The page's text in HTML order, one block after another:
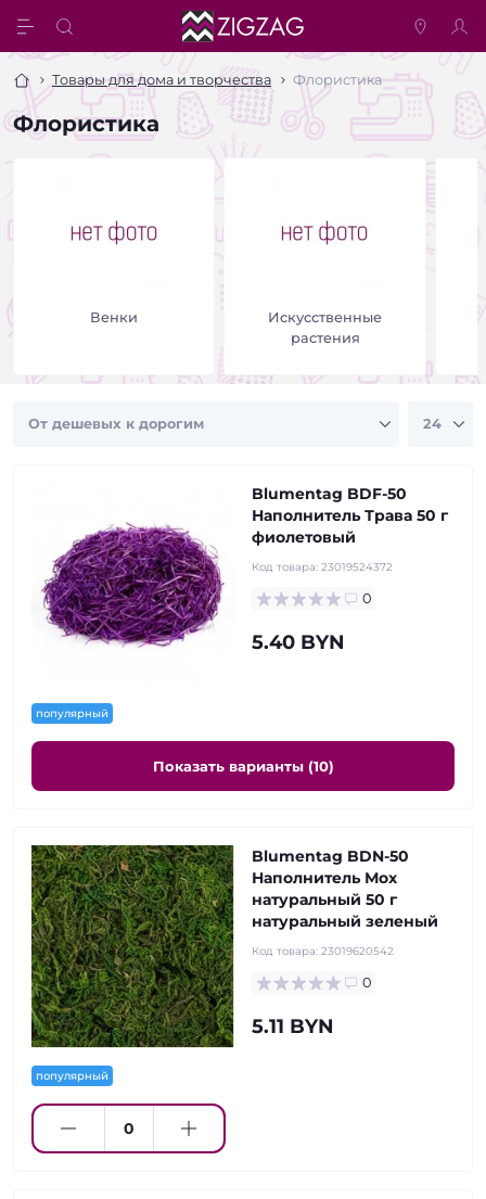
Товары для дома и творчества Флористика
Флористика
Венки
Искусственные
растения
популярный
Blumentag BDF-50
Наполнитель Трава 50 г
фиолетовый
Код товара: 23019524372
0
5.40 BYN
Показать варианты (10)
популярный
Blumentag BDN-50
Наполнитель Мох
натуральный 50 г
натуральный зеленый
Код товара: 23019620542
0
5.11 BYN